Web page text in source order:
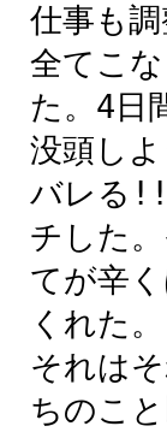
仕事も
全てこな
た。4日
没頭し
バレる!!
チした
てが辛
くれた。
それは
ちのこ